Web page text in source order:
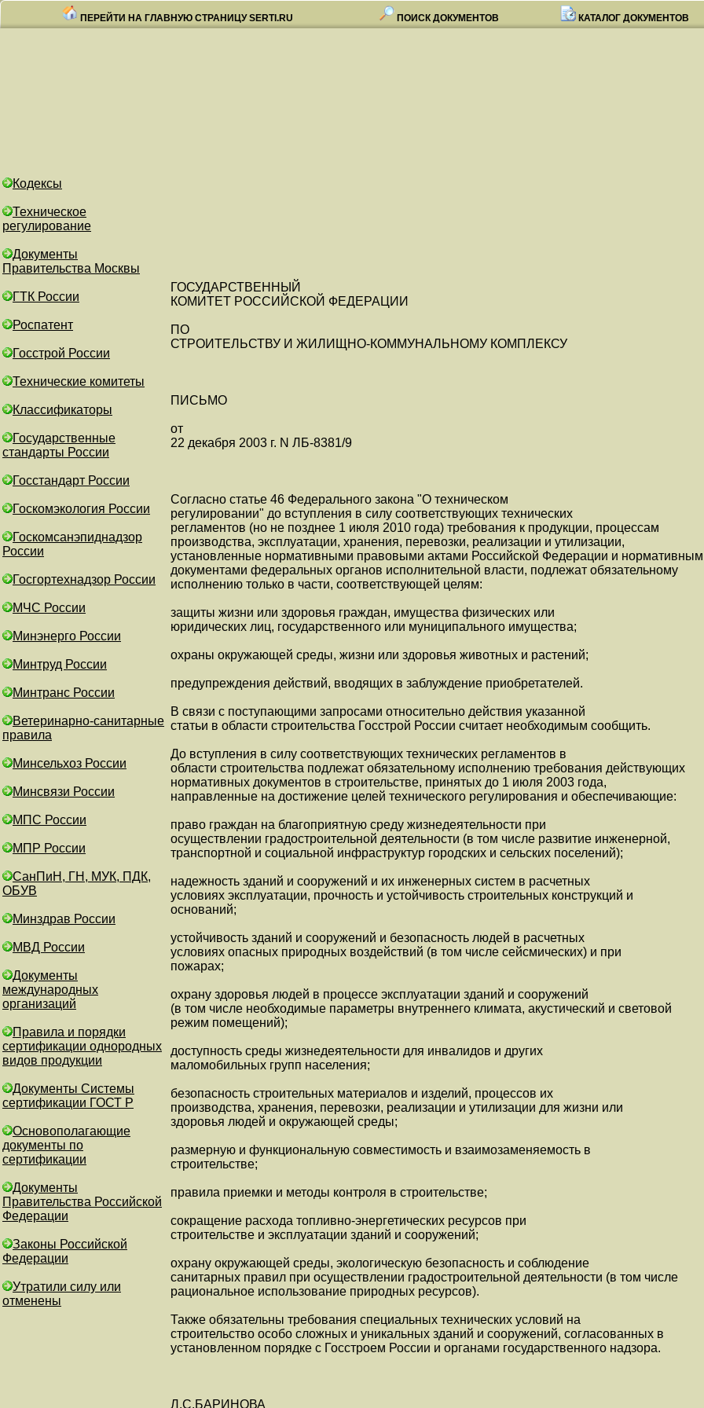
ПЕРЕЙТИ НА ГЛАВНУЮ СТРАНИЦУ SERTI.RU ПОИСК ДОКУМЕНТОВ КАТАЛОГ ДОКУМЕНТОВ
Кодексы
Техническое
регулирование
Документы
Правительства Москвы
ГТК России
Роспатент
Госстрой России
Технические комитеты
Классификаторы
Государственные
стандарты России
Госстандарт России
Госкомэкология России
Госкомсанэпиднадзор
России
Госгортехнадзор России
МЧС России
Минэнерго России
Минтруд России
Минтранс России
Ветеринарно-санитарные
правила
Минсельхоз России
Минсвязи России
МПС России
МПР России
СанПиН, ГН, МУК, ПДК,
ОБУВ
Минздрав России
МВД России
Документы
международных
организаций
Правила и порядки
сертификации однородных
видов продукции
Документы Системы
сертификации ГОСТ Р
Основополагающие
документы по
сертификации
Документы
Правительства Российской
Федерации
Законы Российской
Федерации
Утратили силу или
отменены
ГОСУДАРСТВЕННЫЙ
КОМИТЕТ РОССИЙСКОЙ ФЕДЕРАЦИИ
ПО
СТРОИТЕЛЬСТВУ И ЖИЛИЩНО-КОММУНАЛЬНОМУ КОМПЛЕКСУ
ПИСЬМО
от
22 декабря 2003 г. N ЛБ-8381/9
Согласно статье 46 Федерального закона "О техническом
регулировании" до вступления в силу соответствующих технических
регламентов (но не позднее 1 июля 2010 года) требования к продукции, процессам
производства, эксплуатации, хранения, перевозки, реализации и утилизации,
установленные нормативными правовыми актами Российской Федерации и
документами федеральных органов исполнительной власти, подлежат обязательному
исполнению только в части, соответствующей целям:
защиты жизни или здоровья граждан, имущества физических или
юридических лиц, государственного или муниципального имущества;
охраны окружающей среды, жизни или здоровья животных и растений;
предупреждения действий, вводящих в заблуждение приобретателей.
В связи с поступающими запросами относительно действия указанной
статьи в области строительства Госстрой России считает необходимым сообщить.
До вступления в силу соответствующих технических регламентов в
области строительства подлежат обязательному исполнению требования действующих
нормативных документов в строительстве, принятых до 1 июля 2003 года,
направленные на достижение целей технического регулирования и обеспечивающие:
право граждан на благоприятную среду жизнедеятельности при
осуществлении градостроительной деятельности (в том числе развитие инженерной,
транспортной и социальной инфраструктур городских и сельских поселений);
надежность зданий и сооружений и их инженерных систем в расчетных
условиях эксплуатации, прочность и устойчивость строительных конструкций и
оснований;
устойчивость зданий и сооружений и безопасность людей в расчетных
условиях опасных природных воздействий (в том числе сейсмических) и при
пожарах;
охрану здоровья людей в процессе эксплуатации зданий и сооружений
(в том числе необходимые параметры внутреннего климата, акустический и световой
режим помещений);
доступность среды жизнедеятельности для инвалидов и других
маломобильных групп населения;
безопасность строительных материалов и изделий, процессов их
производства, хранения, перевозки, реализации и утилизации для жизни или
здоровья людей и окружающей среды;
размерную и функциональную совместимость и взаимозаменяемость в
строительстве;
правила приемки и методы контроля в строительстве;
сокращение расхода топливно-энергетических ресурсов при
строительстве и эксплуатации зданий и сооружений;
охрану окружающей среды, экологическую безопасность и соблюдение
санитарных правил при осуществлении градостроительной деятельности (в том числе
рациональное использование природных ресурсов).
Также обязательны требования специальных технических условий на
строительство особо сложных и уникальных зданий и сооружений, согласованных в
установленном порядке с Госстроем России и органами государственного надзора.
Л.С.БАРИНОВА